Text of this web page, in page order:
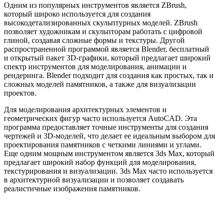
Одним из популярных инструментов является ZBrush,
который широко используется для создания
высокодетализированных скульптурных моделей. ZBrush
позволяет художникам и скульпторам работать с цифровой
глиной, создавая сложные формы и текстуры. Другой
распространенной программой является Blender, бесплатный
и открытый пакет 3D-графики, который предлагает широкий
спектр инструментов для моделирования, анимации и
рендеринга. Blender подходит для создания как простых, так и
сложных моделей памятников, а также для визуализации
проектов.
Для моделирования архитектурных элементов и
геометрических фигур часто используется AutoCAD. Эта
программа предоставляет точные инструменты для создания
чертежей и 3D-моделей, что делает ее идеальным выбором для
проектирования памятников с четкими линиями и углами.
Еще одним мощным инструментом является 3ds Max, который
предлагает широкий набор функций для моделирования,
текстурирования и визуализации. 3ds Max часто используется
в архитектурной визуализации и позволяет создавать
реалистичные изображения памятников.